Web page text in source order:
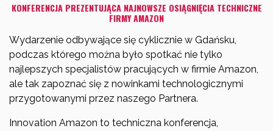
KONFERENCJA PREZENTUJĄCA NAJNOWSZE OSIĄGNIĘCIA TECHNICZNE
FIRMY AMAZON
Wydarzenie odbywające się cyklicznie w Gdańsku,
podczas którego można było spotkać nie tylko
najlepszych specjalistów pracujących w firmie Amazon,
ale tak zapoznać się z nowinkami technologicznymi
przygotowanymi przez naszego Partnera.
Innovation Amazon to techniczna konferencja,